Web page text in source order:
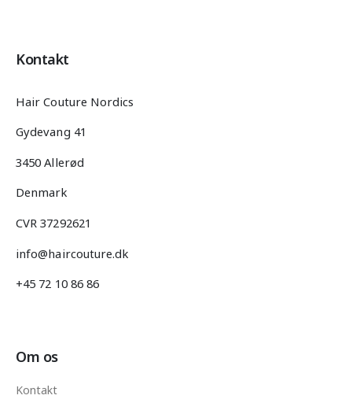
Kontakt
Hair Couture Nordics
Gydevang 41
3450 Allerød
Denmark
CVR 37292621
info@haircouture.dk
+45 72 10 86 86
Om os
Kontakt